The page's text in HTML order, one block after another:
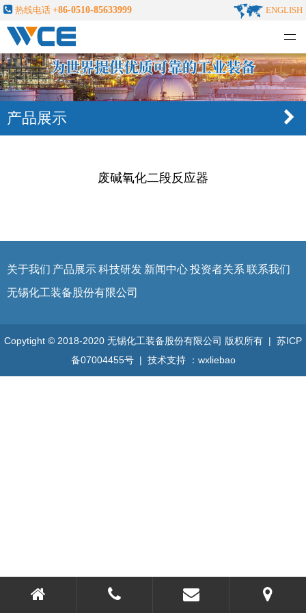
热线电话 +86-0510-85633999 ENGLISH
无锡化工装备股份有限公司
产品展示
废碱氧化二段反应器
关于我们 产品展示科技研发 新闻中心投资者关系 联系我们
无锡化工装备股份有限公司
Copytight © 2018-2020 无锡化工装备股份有限公司 版权所有 | 苏ICP
备07004455号| 技术支持 ： wxliebao